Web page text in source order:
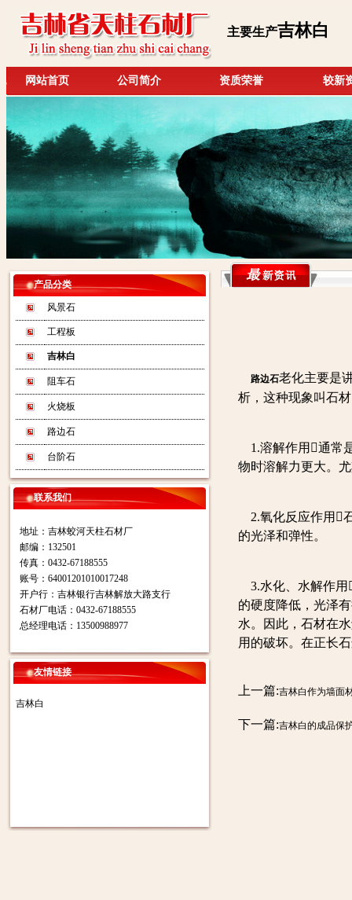
主要生产吉林白
网站首页 公司简介 资质荣誉 较新
产品分类
风景石
工程板
吉林白
阻车石
火烧板
路边石
台阶石
联系我们
地址：吉林蛟河天柱石材厂
邮编：132501
传真：0432-67188555
账号：64001201010017248
开户行：吉林银行吉林解放大路支行
石材厂电话：0432-67188555
总经理电话：13500988977
友情链接
吉林白
路边石老化主要是
析，这种现象叫石
1.溶解作用通常
物时溶解力更大。
2.氧化反应作用
的光泽和弹性。
3.水化、水解作用
的硬度降低，光泽
水。因此，石材在
用的破坏。在正长
上一篇:吉林白作为墙面
下一篇:吉林白的成品保